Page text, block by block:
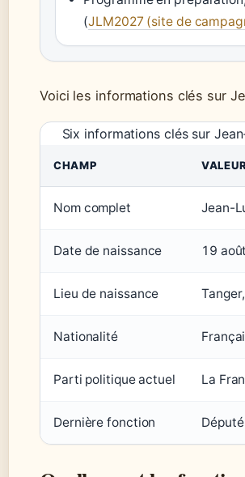
(JLM2027 (site de
Voici les informations clés sur
Six informations clés sur
CHAMP VALEUR
Nom complet Jean-
Date de naissance 19
Lieu de naissance
Nationalité
Parti politique actuel La
Dernière fonction